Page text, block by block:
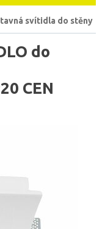
svítidla do stěny
do
CEN